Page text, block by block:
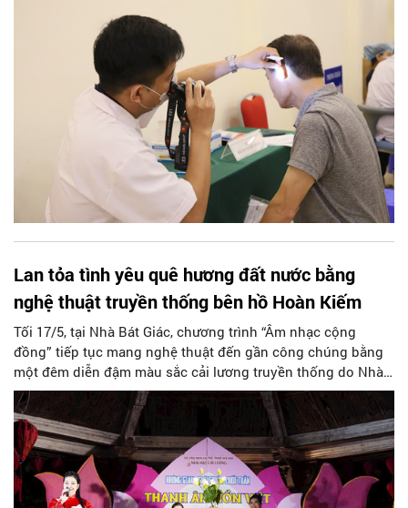
toàn miễn phí dành riêng cho đối tượng người cao tuổi sinh
sống trên địa bàn. Chương trình được thực hiện với sự phối
hợp chặt chẽ và hỗ trợ chuyên môn sâu từ hai đơn vị y tế
tuyến đầu của Thủ đô là Bệnh viện Đa khoa Xanh Pôn và
Lan tỏa tình yêu quê hương đất nước bằng
nghệ thuật truyền thống bên hồ Hoàn Kiếm
Tối 17/5, tại Nhà Bát Giác, chương trình “Âm nhạc cộng
đồng” tiếp tục mang nghệ thuật đến gần công chúng bằng
một đêm diễn đậm màu sắc cải lương truyền thống do Nhà
hát Cải lương Hà Nội thực hiện. Không gian bên hồ Hoàn
Kiếm tối cuối tuần trở nên đặc biệt hơn khi những làn điệu
vọng cổ, những câu ca về quê hương, đất nước và hào khí
dân tộc vang lên giữa dòng người náo nhiệt.